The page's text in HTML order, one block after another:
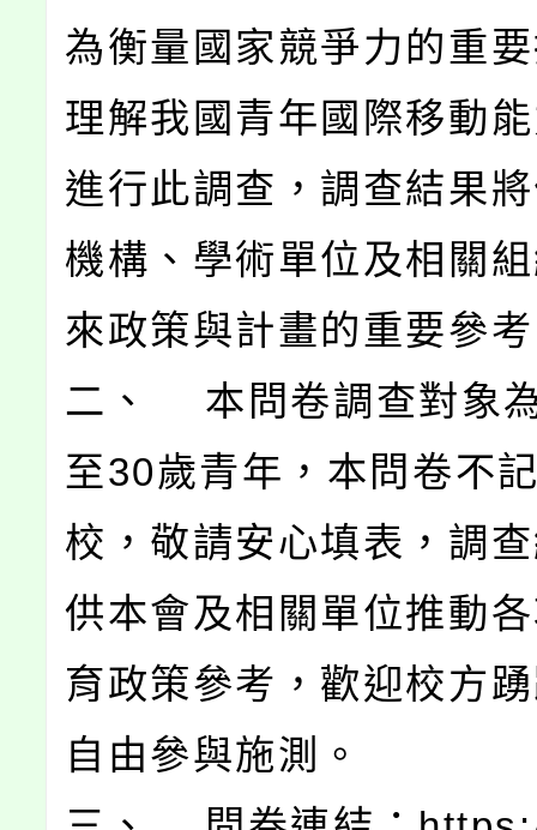
為衡量國家競爭力的重
理解我國青年國際移動
進行此調查，調查結果
機構、學術單位及相關
來政策與計畫的重要參
二、 本問卷調查對象
至30歲青年，本問卷不
校，敬請安心填表，調
供本會及相關單位推動
育政策參考，歡迎校方
自由參與施測。